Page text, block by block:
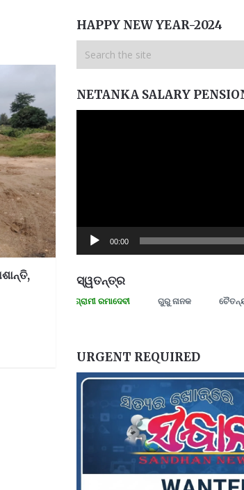
HAPPY NEW YEAR-2024
NETANKA SALARY
00:00
ସ୍ୱତନ୍ତ୍ର
ସ୍ୱାଧୀନତା ସଂଗ୍ରାମୀ ରମାଦେବୀ ଗୁରୁ ନାନକ ଚୈତନ୍ୟ
URGENT REQUIRED